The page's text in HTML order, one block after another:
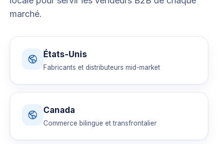
marché.
États-Unis
Fabricants et distributeurs mid-market
Canada
Commerce bilingue et transfrontalier